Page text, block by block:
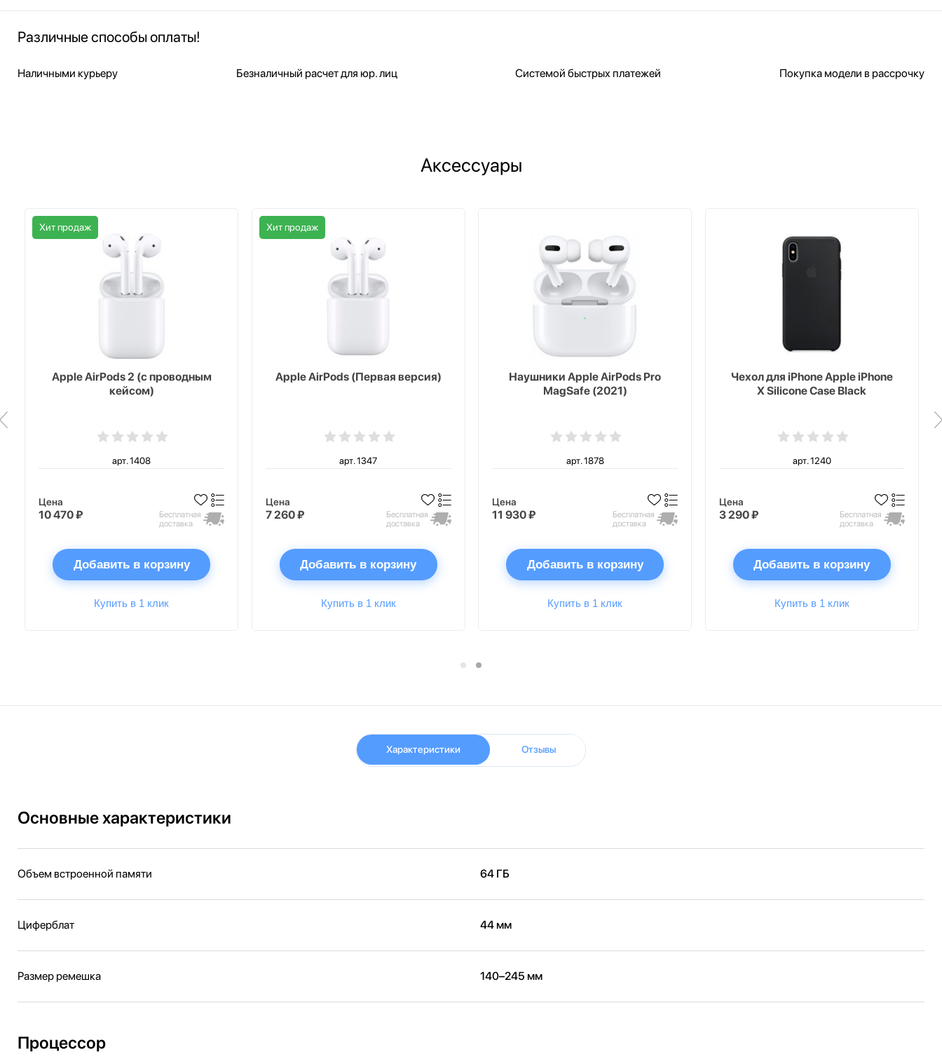
Различные способы оплаты!
Наличными курьеру Безналичный расчет для юр. лиц Системой быстрых платежей Покупка модели в рассрочку
Аксессуары
Хит продаж
Apple AirPods 2 (с проводным
кейсом)
арт. 1408
Цена
10 470 ₽
Бесплатная
доставка
Добавить в корзину
Купить в 1 клик
Хит продаж
Apple AirPods (Первая версия)
арт. 1347
Цена
7 260 ₽
Бесплатная
доставка
Добавить в корзину
Купить в 1 клик
Наушники Apple AirPods Pro
MagSafe (2021)
арт. 1878
Цена
11 930 ₽
Бесплатная
доставка
Добавить в корзину
Купить в 1 клик
Чехол для iPhone Apple iPhone
X Silicone Case Black
арт. 1240
Цена
3 290 ₽
Бесплатная
доставка
Добавить в корзину
Купить в 1 клик
Характеристики Отзывы
Основные характеристики
Объем встроенной памяти 64 ГБ
Циферблат 44 мм
Размер ремешка 140–245 мм
Процессор